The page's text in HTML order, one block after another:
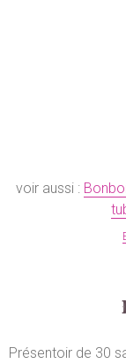
voir aussi :
Présentoir de 30